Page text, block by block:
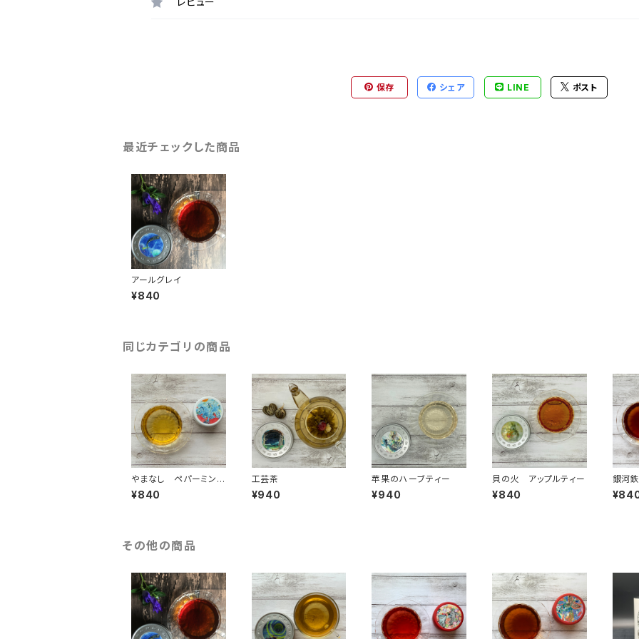
保存 シェア LINE ポスト
最近チェックした商品
アールグレイ
¥840
同じカテゴリの商品
やまなし ペパーミント
ティー
¥840
工芸茶
¥940
苹果のハーブティー
¥940
貝の火 アップルティー
¥840
銀河
グレ
その他の商品